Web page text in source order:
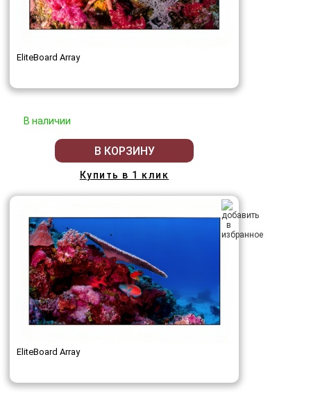
EliteBoard Array
В наличии
В КОРЗИНУ
Купить в 1 клик
EliteBoard Array